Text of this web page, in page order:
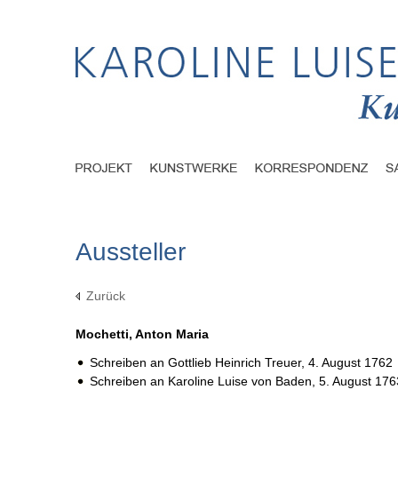
Aussteller
Zurück
Mochetti, Anton Maria
Schreiben an Gottlieb Heinrich Treuer, 4. August 1762
Schreiben an Karoline Luise von Baden, 5. August